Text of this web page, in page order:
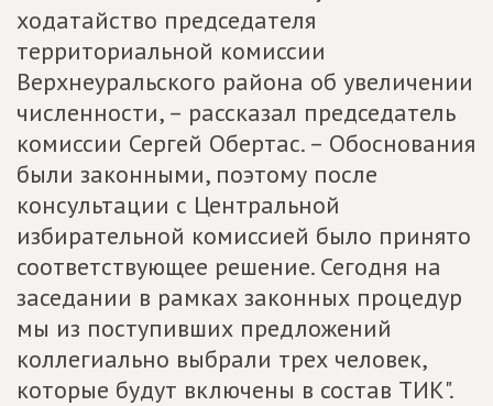
ходатайство председателя
территориальной комиссии
Верхнеуральского района об увеличении
численности, – рассказал председатель
комиссии Сергей Обертас. – Обоснования
были законными, поэтому после
консультации с Центральной
избирательной комиссией было принято
соответствующее решение. Сегодня на
заседании в рамках законных процедур
мы из поступивших предложений
коллегиально выбрали трех человек,
которые будут включены в состав ТИК".